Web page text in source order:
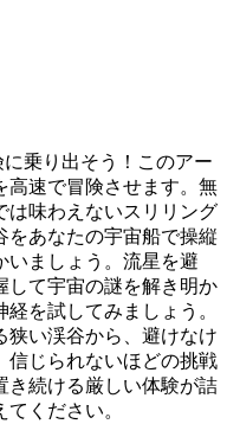
に乗り出そう！このアー
高速で冒険させます。無
は味わえないスリリング
をあなたの宇宙船で操縦
いましょう。流星を避
して宇宙の謎を解き明か
を試してみましょう。
狭い渓谷から、避けなけ
信じられないほどの挑戦
き続ける厳しい体験が詰
ください。